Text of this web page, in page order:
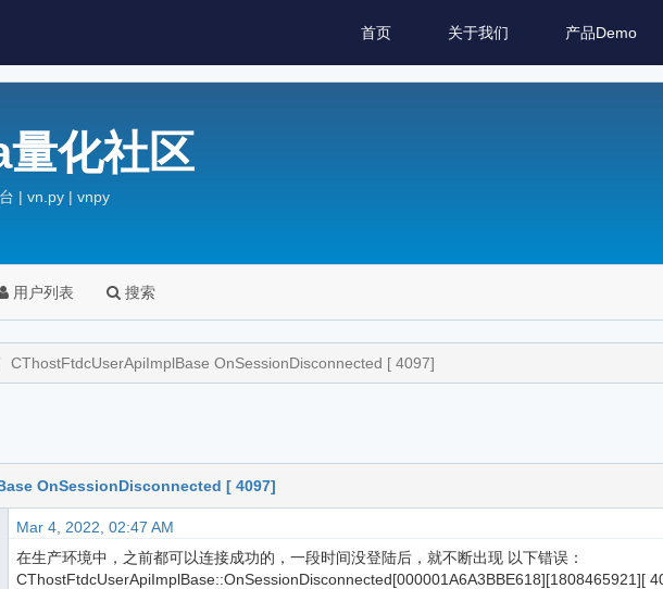
首页 关于我们 产品Demo
化社区
| vn.py | vnpy
用户列表 搜索
CThostFtdcUserApiImplBase OnSessionDisconnected [ 4097]
OnSessionDisconnected [ 4097]
Mar 4, 2022, 02:47 AM
在生产环境中，之前都可以连接成功的，一段时间没登陆后，就不断出现 以下错误：
CThostFtdcUserApiImplBase::OnSessionDisconnected[000001A6A3BBE618][1808465921][